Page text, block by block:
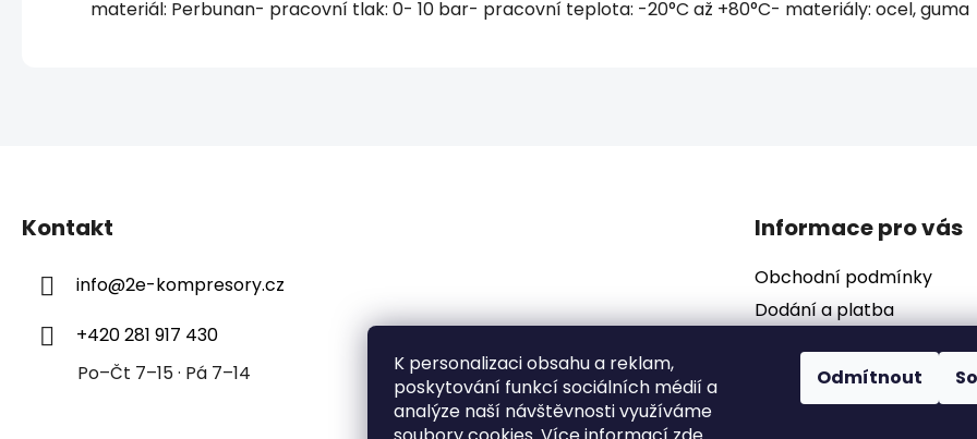
K personalizaci obsahu a reklam,
poskytování funkcí sociálních médií a
analýze naší návštěvnosti využíváme
Odmítnout
materiál: Perbunan- pracovní tlak: 0- 10 bar- pracovní teplota: -20°C až +80°C- materiály: ocel, guma
Kontakt
info@2e-kompresory.cz
+420 281 917 430
Po–Čt 7–15 · Pá 7–14
Informace pro vás
Obchodní podmínky
Dodání a platba